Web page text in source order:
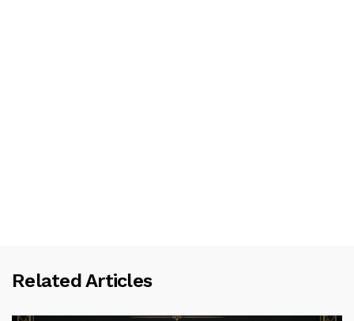
Related Articles